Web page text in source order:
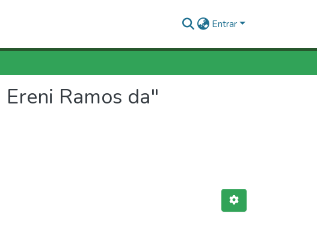
Entrar
Ramos da"